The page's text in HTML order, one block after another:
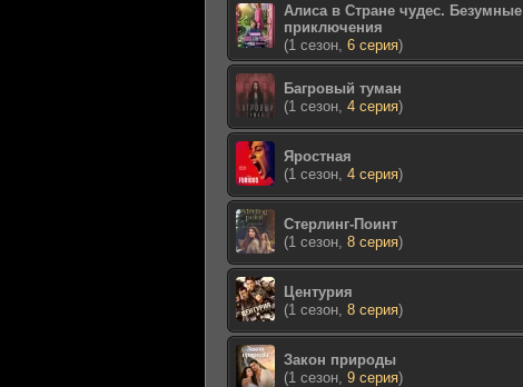
Алиса в Стране чудес. Безумные
приключения
(1 сезон, 6 серия)
Багровый туман
(1 сезон, 4 серия)
Яростная
(1 сезон, 4 серия)
Стерлинг-Поинт
(1 сезон, 8 серия)
Центурия
(1 сезон, 8 серия)
Закон природы
(1 сезон, 9 серия)